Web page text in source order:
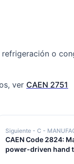
o
ver CAEN 2751
Siguiente - C -
CAEN Code 2824:
power-driven hand